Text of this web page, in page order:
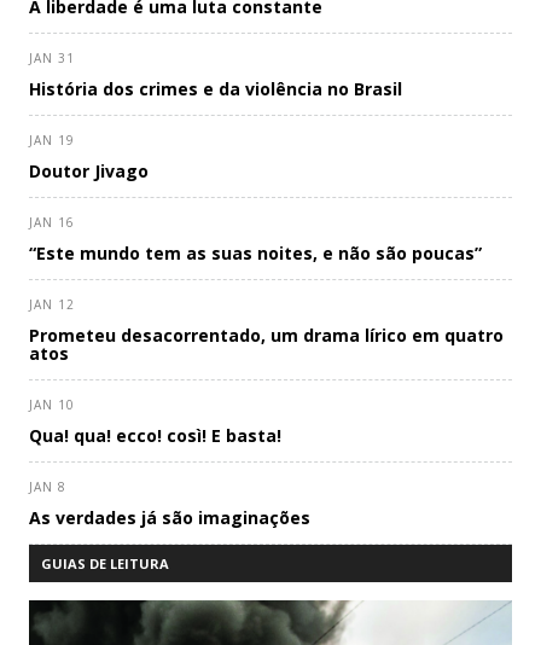
A liberdade é uma luta constante
JAN 31
História dos crimes e da violência no Brasil
JAN 19
Doutor Jivago
JAN 16
“Este mundo tem as suas noites, e não são poucas”
JAN 12
Prometeu desacorrentado, um drama lírico em quatro
atos
JAN 10
Qua! qua! ecco! così! E basta!
JAN 8
As verdades já são imaginações
GUIAS DE LEITURA